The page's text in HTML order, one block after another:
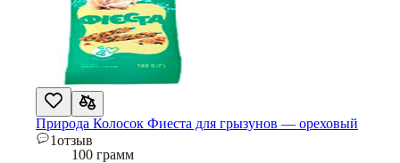
Природа Колосок Фиеста для грызунов — ореховый
1отзыв
100 грамм